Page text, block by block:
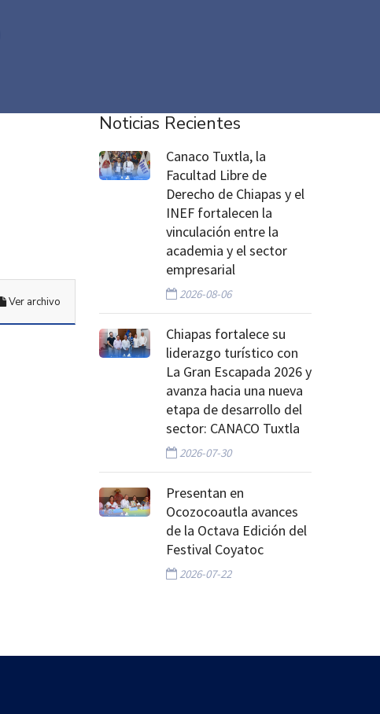
Ver archivo
Noticias Recientes
Canaco Tuxtla, la
Facultad Libre de
Derecho de Chiapas y el
INEF fortalecen la
vinculación entre la
academia y el sector
empresarial
2026-08-06
Chiapas fortalece su
liderazgo turístico con
La Gran Escapada 2026 y
avanza hacia una nueva
etapa de desarrollo del
sector: CANACO Tuxtla
2026-07-30
Presentan en
Ocozocoautla avances
de la Octava Edición del
Festival Coyatoc
2026-07-22